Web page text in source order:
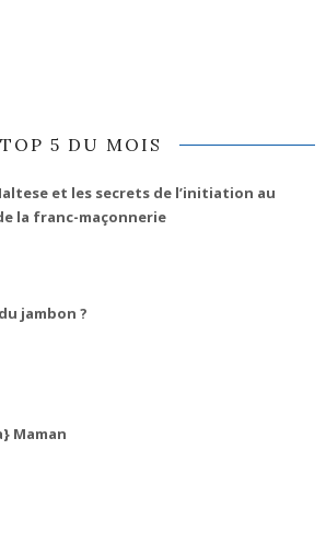
TOP 5 DU MOIS
et les secrets de l’initiation au
la franc-maçonnerie
jambon ?
Maman